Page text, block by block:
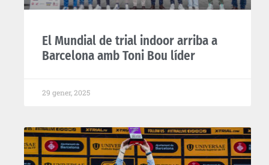
El Mundial de trial indoor arriba a
Barcelona amb Toni Bou líder
29 gener, 2025